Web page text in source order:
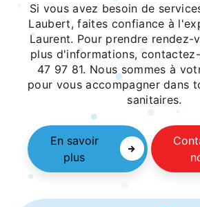
Si vous avez besoin de
Laubert, faites confiance à
Laurent. Pour prendre rendez-
plus d'informations,
47 97 81. Nous sommes à
pour vous accompagner dans
sanitaires.
En savoir
plus